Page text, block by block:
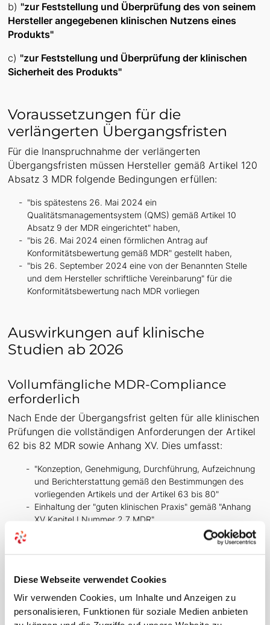
Diese Webseite verwendet Cookies
Wir verwenden Cookies, um Inhalte und Anzeigen zu
personalisieren, Funktionen für soziale Medien anbieten
b)"zur Feststellung und Überprüfung des von seinem
Hersteller angegebenen klinischen Nutzens eines
Produkts"
c)"zur Feststellung und Überprüfung der klinischen
Sicherheit des Produkts"
Voraussetzungen für die
verlängerten Übergangsfristen
Für die Inanspruchnahme der verlängerten
Übergangsfristen müssen Hersteller gemäß Artikel 120
Absatz 3 MDR folgende Bedingungen erfüllen:
"bis spätestens 26. Mai 2024 ein
Qualitätsmanagementsystem (QMS) gemäß Artikel 10
Absatz 9 der MDR eingerichtet" haben,
"bis 26. Mai 2024 einen förmlichen Antrag auf
Konformitätsbewertung gemäß MDR" gestellt haben,
"bis 26. September 2024 eine von der Benannten Stelle
und dem Hersteller schriftliche Vereinbarung" für die
Konformitätsbewertung nach MDR vorliegen
Auswirkungen auf klinische
Studien ab 2026
Vollumfängliche MDR-Compliance
erforderlich
Nach Ende der Übergangsfrist gelten für alle klinischen
Prüfungen die vollständigen Anforderungen der Artikel
62 bis 82 MDR sowie Anhang XV. Dies umfasst:
"Konzeption, Genehmigung, Durchführung, Aufzeichnung
und Berichterstattung gemäß den Bestimmungen des
vorliegenden Artikels und der Artikel 63 bis 80"
Einhaltung der "guten klinischen Praxis" gemäß "Anhang
XV Kapitel I Nummer 2.7 MDR"
Vollständige Dokumentationsanforderungen nach "Anhang
Verschärfte Anforderungen für klinische
Bewertung
Artikel 61 MDR verlangt, dass "die Bestätigung der